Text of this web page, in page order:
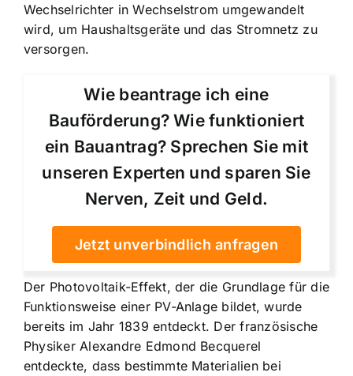
Wechselrichter in Wechselstrom umgewandelt
wird, um Haushaltsgeräte und das Stromnetz zu
versorgen.
Wie beantrage ich eine
Bauförderung? Wie funktioniert
ein Bauantrag? Sprechen Sie mit
unseren Experten und sparen Sie
Nerven, Zeit und Geld.
Jetzt unverbindlich anfragen
Der Photovoltaik-Effekt, der die Grundlage für die
Funktionsweise einer PV-Anlage bildet, wurde
bereits im Jahr 1839 entdeckt. Der französische
Physiker Alexandre Edmond Becquerel
entdeckte, dass bestimmte Materialien bei